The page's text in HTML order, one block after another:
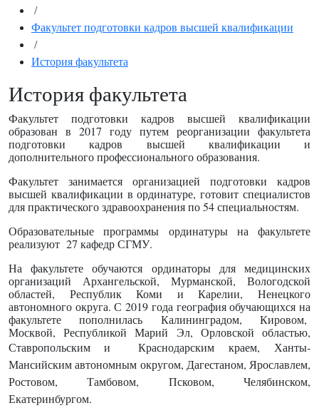
/
Факультет подготовки кадров высшей квалификации
/
История факультета
История факультета
Факультет подготовки кадров высшей квалификации
образован в 2017 году путем реорганизации факультета
подготовки кадров высшей квалификации и
дополнительного профессионального образования.
Факультет занимается организацией подготовки кадров
высшей квалификации в ординатуре, готовит специалистов
для практического здравоохранения по 54 специальностям.
Образовательные программы ординатуры на факультете
реализуют 27 кафедр СГМУ.
На факультете обучаются ординаторы для медицинских
организаций Архангельской, Мурманской, Вологодской
областей, Республик Коми и Карелии, Ненецкого
автономного округа. С 2019 года география обучающихся на
факультете пополнилась Калининградом, Кировом,
Москвой, Республикой Марий Эл, Орловской областью,
Ставропольским иКраснодарскимкраем, Ханты-
Мансийским автономным округом, Дагестаном, Ярославлем,
Ростовом, Тамбовом, Псковом, Челябинском,
Екатеринбургом.